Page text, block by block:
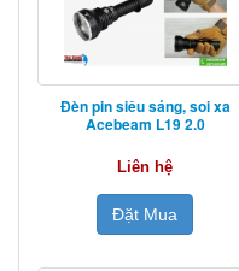
Đèn pin siêu sáng, soi xa
Acebeam L19 2.0
Liên hệ
Đặt Mua